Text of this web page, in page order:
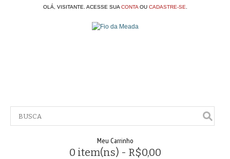
OLÁ, VISITANTE. ACESSE SUA CONTAOU CADASTRE-SE
Meu Carrinho
0 item(ns) - R$0,00